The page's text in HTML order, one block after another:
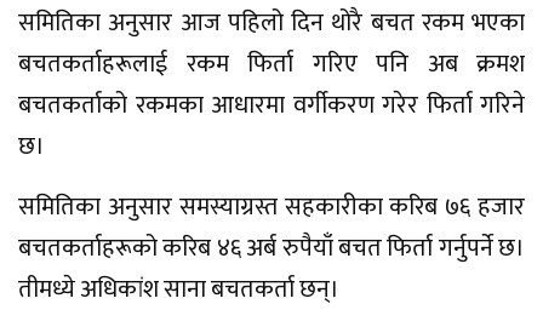
समितिका अनुसार आज पहिलो दिन थोरै बचत रकम भएका
बचतकर्ताहरूलाई रकम फिर्ता गरिए पनि अब क्रमश
बचतकर्ताको रकमका आधारमा वर्गीकरण गरेर फिर्ता गरिने
छ।
समितिका अनुसार समस्याग्रस्त सहकारीका करिब ७६ हजार
बचतकर्ताहरूको करिब ४६ अर्ब रुपैयाँ बचत फिर्ता गर्नुपर्ने छ।
तीमध्ये अधिकांश साना बचतकर्ता छन्।